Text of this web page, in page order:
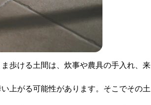
歩ける土間は、炊事や農具の手入れ、来
上がる可能性があります。そこでその土